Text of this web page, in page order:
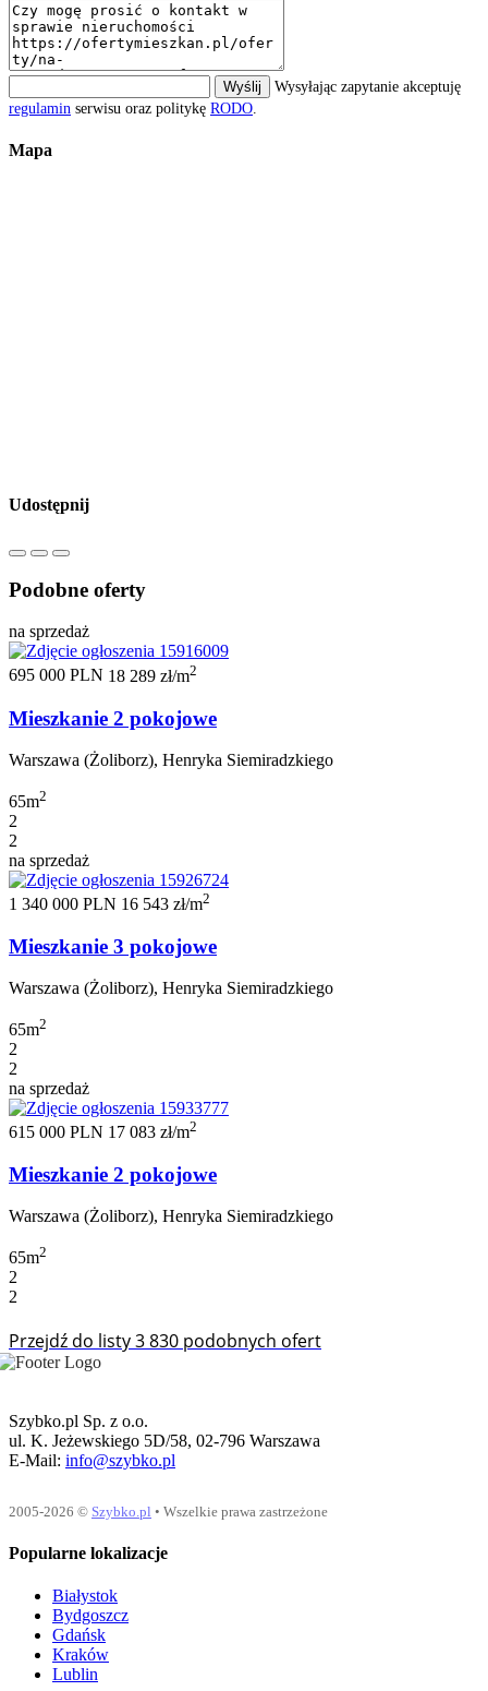
Wyślij
Wysyłając zapytanie akceptuję
regulamin serwisu oraz politykę RODO
Mapa
Udostępnij
Podobne oferty
na sprzedaż
695 000 PLN 18 289 zł/m2
Mieszkanie 2 pokojowe
Warszawa (Żoliborz), Henryka Siemiradzkiego
65m2
2
2
na sprzedaż
1 340 000 PLN 16 543 zł/m2
Mieszkanie 3 pokojowe
Warszawa (Żoliborz), Henryka Siemiradzkiego
65m2
2
2
na sprzedaż
615 000 PLN 17 083 zł/m2
Mieszkanie 2 pokojowe
Warszawa (Żoliborz), Henryka Siemiradzkiego
65m2
2
2
Przejdź do listy 3 830 podobnych ofert
Szybko.pl Sp. z o.o.
ul. K. Jeżewskiego 5D/58, 02-796 Warszawa
E-Mail: info@szybko.pl
2005-2026 © Szybko.pl • Wszelkie prawa zastrzeżone
Popularne lokalizacje
Białystok
Bydgoszcz
Gdańsk
Kraków
Lublin